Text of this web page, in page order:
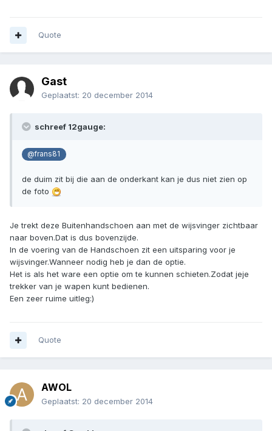
Quote
Gast
Geplaatst: 20 december 2014
schreef 12gauge:
@frans81
de duim zit bij die aan de onderkant kan je dus niet zien op
de foto
Je trekt deze Buitenhandschoen aan met de wijsvinger zichtbaar
naar boven.Dat is dus bovenzijde.
In de voering van de Handschoen zit een uitsparing voor je
wijsvinger.Wanneer nodig heb je dan de optie.
Het is als het ware een optie om te kunnen schieten.Zodat jeje
trekker van je wapen kunt bedienen.
Een zeer ruime uitleg:)
Quote
AWOL
Geplaatst: 20 december 2014